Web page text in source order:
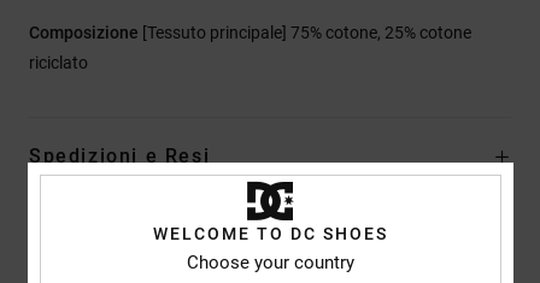
Composizione [Tessuto principale] 75% cotone, 25% cotone
riciclato
Spedizioni e Resi
Recensioni dei clienti
WELCOME TO DC SHOES
Choose your country